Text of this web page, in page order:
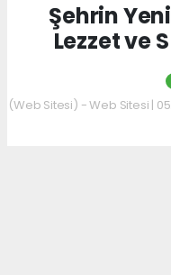
Şehrin
Lezzet ve
(Web Sitesi) - Web Sitesi |